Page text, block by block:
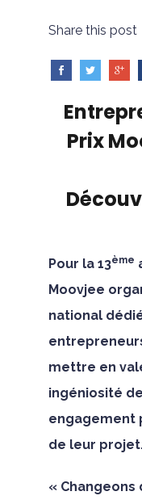
Share this post
Prix
Pour la 13ème
Moovjee
national
mettre en
ingéniosité
engagement
de leur
« Changeons